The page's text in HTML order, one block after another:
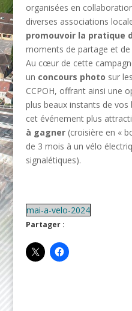
organisées en
diverses associations
promouvoir la pratique
moments de partage et
Au cœur de cette
un concours photo sur
CCPOH, offrant ainsi une
plus beaux instants de vos
cet événement plus
à gagner(croisière en «
de 3 mois à un vélo
signalétiques).
mai-a-velo-2024
Partager :